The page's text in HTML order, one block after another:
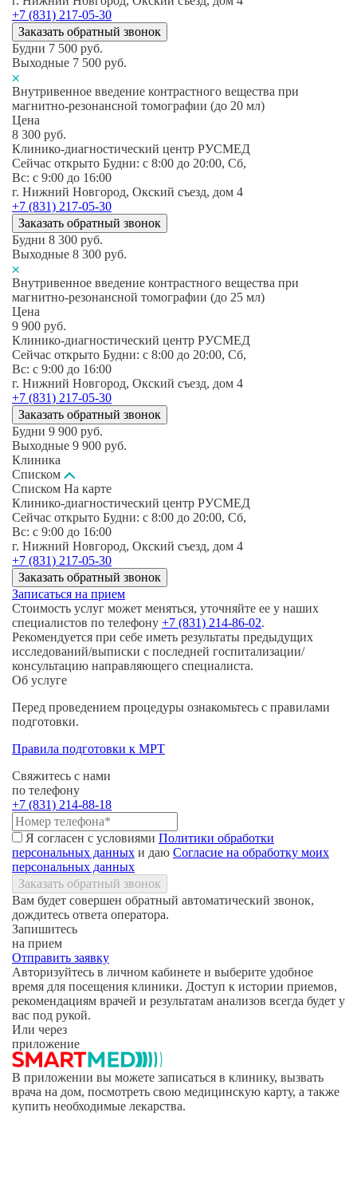
+7 (831) 217-05-30
Заказать обратный звонок
Будни 7 500 руб.
Выходные 7 500 руб.
Внутривенное введение контрастного вещества при
магнитно-резонансной томографии (до 20 мл)
Цена
8 300 руб.
Клинико-диагностический центр РУСМЕД
Сейчас открыто Будни: c 8:00 до 20:00, Сб,
Вс: c 9:00 до 16:00
г. Нижний Новгород, Окский съезд, дом 4
+7 (831) 217-05-30
Заказать обратный звонок
Будни 8 300 руб.
Выходные 8 300 руб.
Внутривенное введение контрастного вещества при
магнитно-резонансной томографии (до 25 мл)
Цена
9 900 руб.
Клинико-диагностический центр РУСМЕД
Сейчас открыто Будни: c 8:00 до 20:00, Сб,
Вс: c 9:00 до 16:00
г. Нижний Новгород, Окский съезд, дом 4
+7 (831) 217-05-30
Заказать обратный звонок
Будни 9 900 руб.
Выходные 9 900 руб.
Клиника
Списком
Списком На карте
Клинико-диагностический центр РУСМЕД
Сейчас открыто Будни: c 8:00 до 20:00, Сб,
Вс: c 9:00 до 16:00
г. Нижний Новгород, Окский съезд, дом 4
+7 (831) 217-05-30
Заказать обратный звонок
Записаться на прием
Стоимость услуг может меняться, уточняйте ее у наших
специалистов по телефону +7 (831) 214-86-02.
Рекомендуется при себе иметь результаты предыдущих
исследований/выписки с последней госпитализации/
консультацию направляющего специалиста.
Об услуге
Перед проведением процедуры ознакомьтесь с правилами
подготовки.
Правила подготовки к МРТ
Свяжитесь с нами
по телефону
+7 (831) 214-88-18
Я согласен с условиями Политики обработки
персональных данных и даю Согласие на обработку моих
персональных данных
Заказать обратный звонок
Вам будет совершен обратный автоматический звонок,
дождитесь ответа оператора.
Запишитесь
на прием
Отправить заявку
Авторизуйтесь в личном кабинете и выберите удобное
время для посещения клиники. Доступ к истории приемов,
рекомендациям врачей и результатам анализов всегда будет у
вас под рукой.
Или через
приложение
В приложении вы можете записаться в клинику, вызвать
врача на дом, посмотреть свою медицинскую карту, а также
купить необходимые лекарства.